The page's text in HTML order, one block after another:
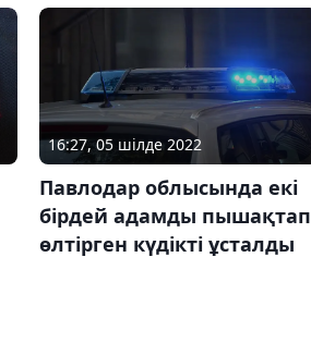
16:27, 05 шілде 2022
Павлодар облысында екі
бірдей адамды пышақтап
өлтірген күдікті ұсталды